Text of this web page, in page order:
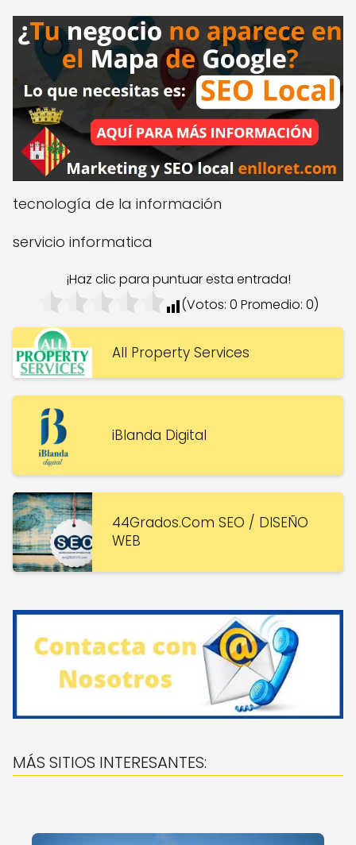
tecnología de la información
servicio informatica
¡Haz clic para puntuar esta entrada!
(Votos: 0 Promedio: 0)
All Property Services
iBlanda Digital
44Grados.Com SEO / DISEÑO
WEB
MÁS SITIOS INTERESANTES: